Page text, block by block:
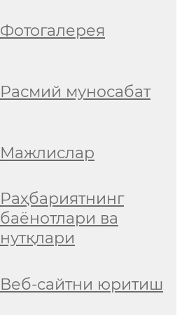
Фотогалерея
Расмий муносабат
Мажлислар
Раҳбариятнинг
баёнотлари ва
нутқлари
Веб-сайтни юритиш